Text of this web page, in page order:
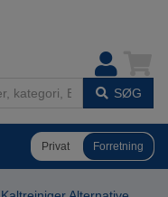
SØG
Privat Forretning